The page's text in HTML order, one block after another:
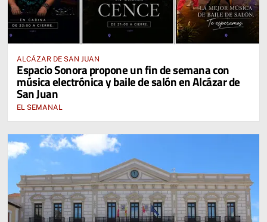
ALCÁZAR DE SAN JUAN
Espacio Sonora propone un fin de semana con
música electrónica y baile de salón en Alcázar de
San Juan
EL SEMANAL